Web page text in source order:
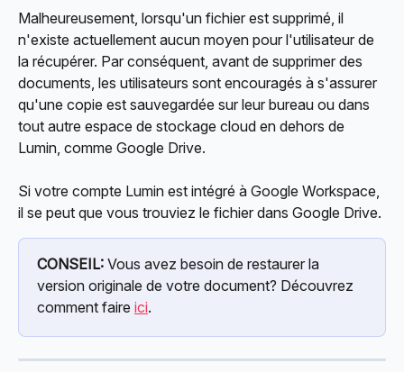
Malheureusement, lorsqu'un fichier est supprimé, il
n'existe actuellement aucun moyen pour l'utilisateur de
la récupérer. Par conséquent, avant de supprimer des
documents, les utilisateurs sont encouragés à s'assurer
qu'une copie est sauvegardée sur leur bureau ou dans
tout autre espace de stockage cloud en dehors de
Lumin, comme Google Drive.
Si votre compte Lumin est intégré à Google Workspace,
il se peut que vous trouviez le fichier dans Google Drive.
CONSEIL: Vous avez besoin de restaurer la
version originale de votre document? Découvrez
comment faire ici.